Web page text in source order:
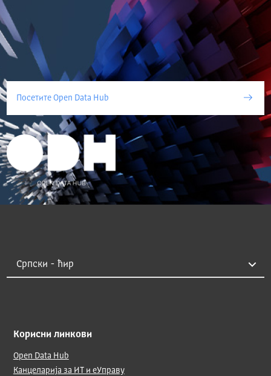
Посетите Open Data Hub
Корисни линкови
Open Data Hub
Канцеларија за ИТ и еУправу